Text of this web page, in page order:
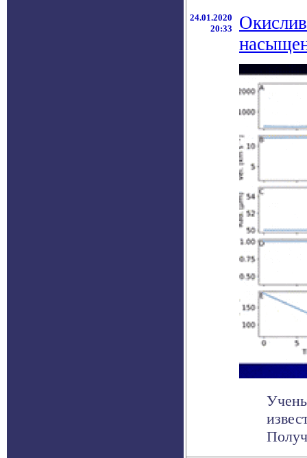
24.01.2020
20:33